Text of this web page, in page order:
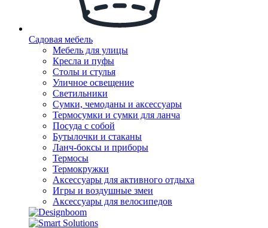
Садовая мебель
Мебель для улицы
Кресла и пуфы
Столы и стулья
Уличное освещение
Светильники
Сумки, чемоданы и аксессуары
Термосумки и сумки для ланча
Посуда с собой
Бутылочки и стаканы
Ланч-боксы и приборы
Термосы
Термокружки
Аксессуары для активного отдыха
Игры и воздушные змеи
Аксессуары для велосипедов